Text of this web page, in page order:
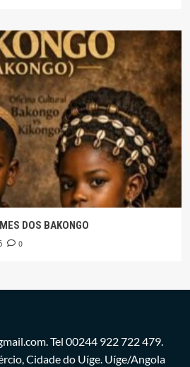
DOS BAKONGO
0
Tel 00244 922 722 479.
Cidade do Uíge. Uíge/Angola